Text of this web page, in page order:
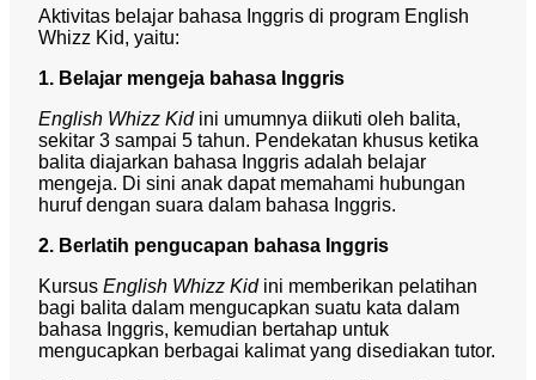
Aktivitas belajar bahasa Inggris di program English
Whizz Kid, yaitu:
1. Belajar mengeja bahasa Inggris
English Whizz Kid ini umumnya diikuti oleh balita,
sekitar 3 sampai 5 tahun. Pendekatan khusus ketika
balita diajarkan bahasa Inggris adalah belajar
mengeja. Di sini anak dapat memahami hubungan
huruf dengan suara dalam bahasa Inggris.
2. Berlatih pengucapan bahasa Inggris
Kursus English Whizz Kid ini memberikan pelatihan
bagi balita dalam mengucapkan suatu kata dalam
bahasa Inggris, kemudian bertahap untuk
mengucapkan berbagai kalimat yang disediakan tutor.